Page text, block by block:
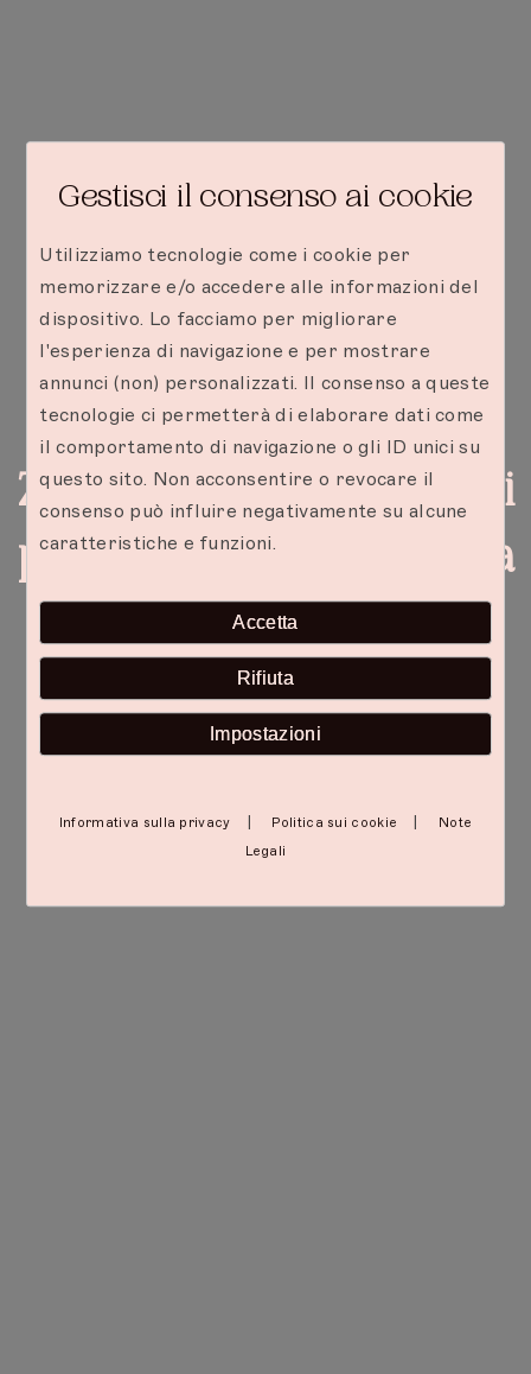
Zanzibar: i posti migliori
per una fuga romantica
Gestisci il consenso ai cookie
Utilizziamo tecnologie come i cookie per
memorizzare e/o accedere alle informazioni del
dispositivo. Lo facciamo per migliorare
l'esperienza di navigazione e per mostrare
annunci (non) personalizzati. Il consenso a queste
tecnologie ci permetterà di elaborare dati come
il comportamento di navigazione o gli ID unici su
questo sito. Non acconsentire o revocare il
consenso può influire negativamente su alcune
caratteristiche e funzioni.
Accetta
Rifiuta
Impostazioni
Informativa sulla privacy Politica sui cookie
Note
Legali